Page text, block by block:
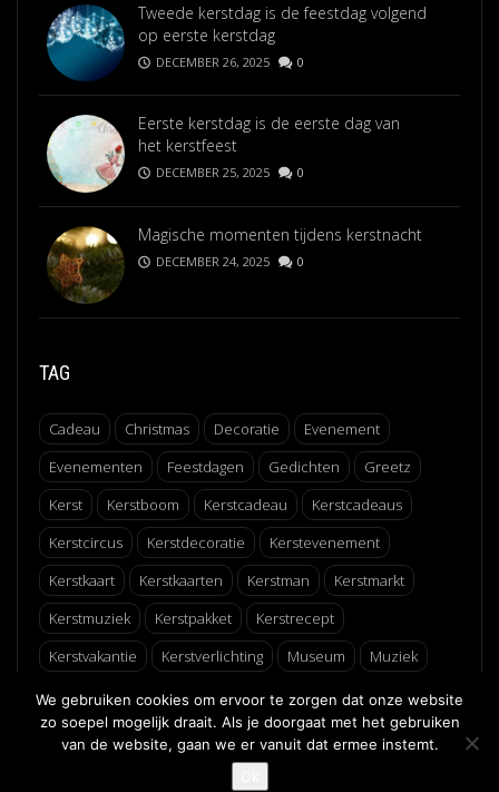
Tweede kerstdag is de feestdag volgend
op eerste kerstdag
DECEMBER 26, 2025 0
Eerste kerstdag is de eerste dag van
het kerstfeest
DECEMBER 25, 2025 0
Magische momenten tijdens kerstnacht
DECEMBER 24, 2025 0
TAG
Cadeau Christmas Decoratie
Evenement
Evenementen
Feestdagen Gedichten
Greetz
Kerst
Kerstboom Kerstcadeau
Kerstcadeaus
Kerstcircus
Kerstdecoratie
Kerstevenement
Kerstkaart
Kerstkaarten Kerstman
Kerstmarkt
Kerstmuziek
Kerstpakket
Kerstrecept
Kerstvakantie
Kerstverlichting Museum
Muziek
Recept
Schaatsen Winter Winterfair
We gebruiken cookies om ervoor te zorgen dat onze website
zo soepel mogelijk draait. Als je doorgaat met het gebruiken
van de website, gaan we er vanuit dat ermee instemt.